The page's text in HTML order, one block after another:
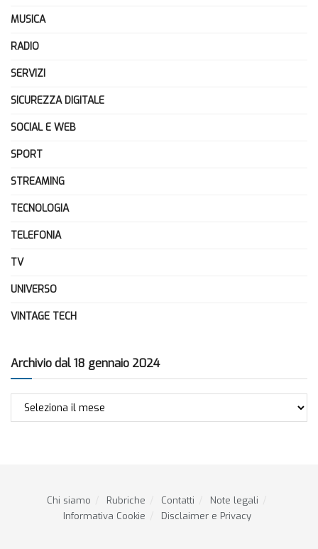
MUSICA
RADIO
SERVIZI
SICUREZZA DIGITALE
SOCIAL E WEB
SPORT
STREAMING
TECNOLOGIA
TELEFONIA
TV
UNIVERSO
VINTAGE TECH
Archivio dal 18 gennaio 2024
Archivio
Chi siamo Rubriche Contatti
Note legali
Informativa Cookie
Disclaimer e Privacy